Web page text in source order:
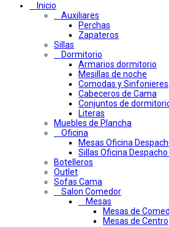
Inicio
Auxiliares
Perchas
Zapateros
Sillas
Dormitorio
Armarios dormitorio
Mesillas de noche
Comodas y Sinfonieres
Cabeceros de Cama
Conjuntos de
Literas
Muebles de Plancha
Oficina
Mesas Oficina
Sillas Oficina
Botelleros
Outlet
Sofas Cama
Salon Comedor
Mesas
Mesas de
Mesas de Centro